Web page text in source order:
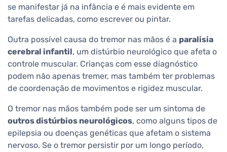
se manifestar já na infância e é mais evidente em
tarefas delicadas, como escrever ou pintar.
Outra possível causa do tremor nas mãos é a paralisia
cerebral infantil, um distúrbio neurológico que afeta o
controle muscular. Crianças com esse diagnóstico
podem não apenas tremer, mas também ter problemas
de coordenação de movimentos e rigidez muscular.
O tremor nas mãos também pode ser um sintoma de
outros distúrbios neurológicos, como alguns tipos de
epilepsia ou doenças genéticas que afetam o sistema
nervoso. Se o tremor persistir por um longo período,